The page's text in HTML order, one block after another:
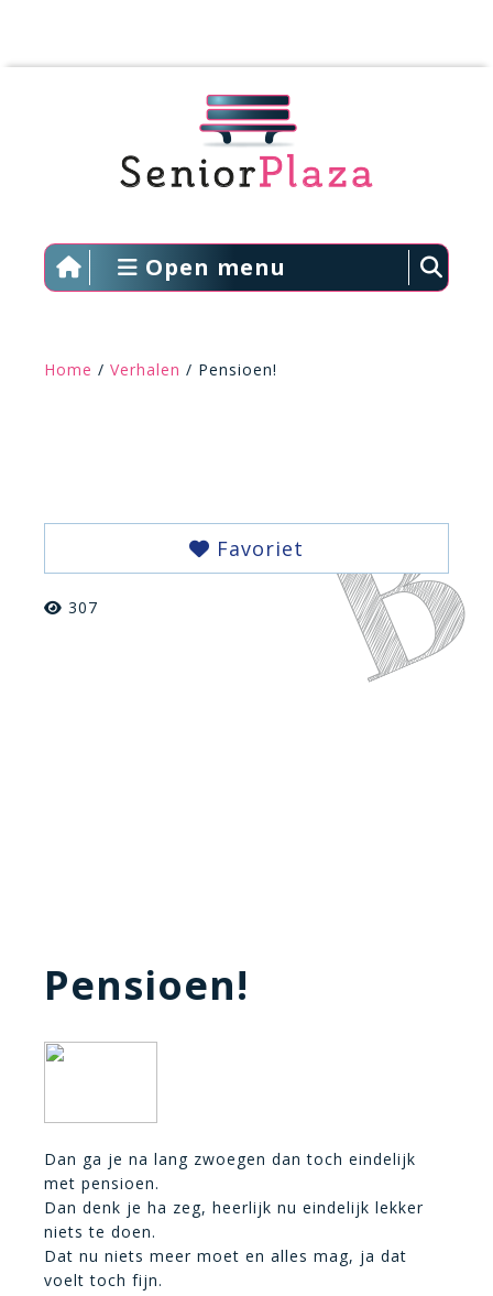
Open menu
Home / Verhalen / Pensioen!
Favoriet
307
Pensioen!
Dan ga je na lang zwoegen dan toch eindelijk
met pensioen.
Dan denk je ha zeg, heerlijk nu eindelijk lekker
niets te doen.
Dat nu niets meer moet en alles mag, ja dat
voelt toch fijn.